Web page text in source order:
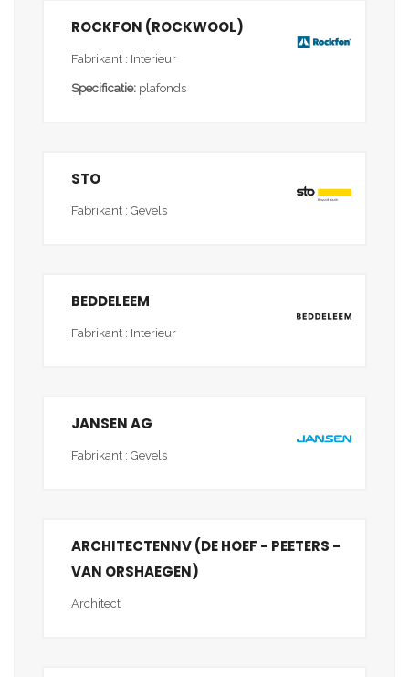
ROCKFON (ROCKWOOL)
Fabrikant : Interieur
Specificatie: plafonds
STO
Fabrikant : Gevels
BEDDELEEM
Fabrikant : Interieur
JANSEN AG
Fabrikant : Gevels
ARCHITECTENNV (DE HOEF - PEETERS -
VAN ORSHAEGEN)
Architect